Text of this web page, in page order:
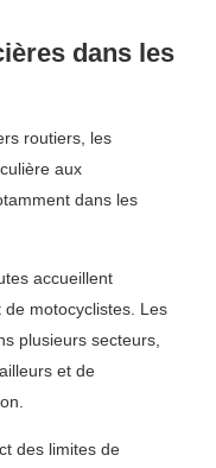
dans les
routiers, les
aux
dans les
accueillent
motocyclistes. Les
plusieurs secteurs,
et de
des limites de